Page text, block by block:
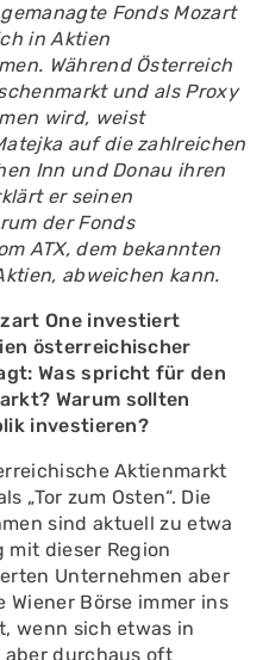
Fonds Mozart
in Aktien
Während Österreich
und als Proxy
wird, weist
auf die zahlreichen
Inn und Donau ihren
er seinen
der Fonds
ATX, dem bekannten
abweichen kann.
One investiert
österreichischer
Was spricht für den
Warum sollten
investieren?
Aktienmarkt
„Tor zum Osten“. Die
sind aktuell zu etwa
mit dieser Region
Unternehmen aber
Wiener Börse immer ins
wenn sich etwas in
aber durchaus oft